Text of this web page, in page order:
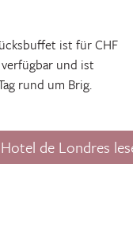
ist für CHF
und ist
rund um Brig.
de Londres